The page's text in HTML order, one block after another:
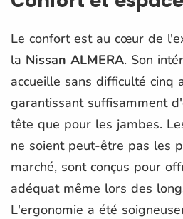
Le confort est au cœur de
la Nissan ALMERA. Son
accueille sans difficulté cinq
garantissant suffisamment
tête que pour les jambes.
ne soient peut-être pas les
marché, sont conçus pour
adéquat même lors des
L'ergonomie a été